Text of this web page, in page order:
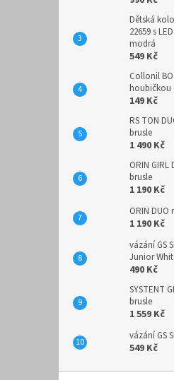
Dětská
22659 s
modrá
549 Kč
Collonil
houbičkou
149 Kč
RS TON
brusle
1 490 Kč
ORIN
brusle
1 190 Kč
ORIN
1 190 Kč
vázání GS
Junior
490 Kč
SYSTENT
brusle
1 559 Kč
vázání GS
549 Kč